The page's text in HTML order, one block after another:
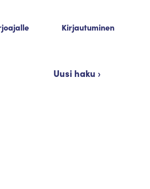
Kirjautuminen
Uusi haku ›